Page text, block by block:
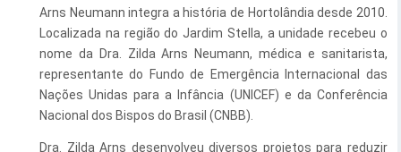
Administração e Gestão de Pessoal
Assuntos Jurídicos
Cultura
Desenvolvimento Econômico, Trabalho, Turismo e Inovação
NOSSA CIDADE
HINO, BRASÃO E BANDEIRA
Autoridades do Município
E-SIC
DIÁRIO OFICIAL
LEIS MUNICIPAIS
Arns Neumann integra a história de Hortolândia desde 2010.
Localizada na região do Jardim Stella, a unidade recebeu o
nome da Dra. Zilda Arns Neumann, médica e sanitarista,
representante do Fundo de Emergência Internacional das
Nações Unidas para a Infância (UNICEF) e da Conferência
Nacional dos Bispos do Brasil (CNBB).
Dra. Zilda Arns desenvolveu diversos projetos para reduzir